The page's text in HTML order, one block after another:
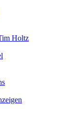
Holtz